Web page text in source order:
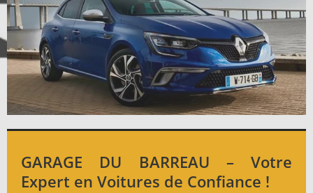
GARAGE DU BARREAU – Votre
Expert en Voitures de Confiance !